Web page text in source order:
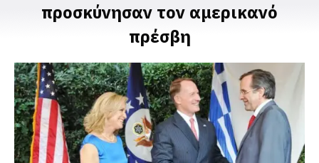
προσκύνησαν τον αμερικανό
πρέσβη